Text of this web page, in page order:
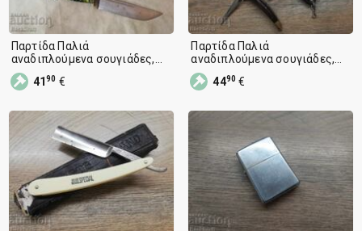
Παρτίδα Παλιά
αναδιπλούμενα σουγιάδες,
μαχαίρι, λεπίδα, μαχαιράκια
4190 €
Παρτίδα Παλιά
αναδιπλούμενα σουγιάδες,
μαχαίρι, λεπίδα, μαχαιράκια
4490 €